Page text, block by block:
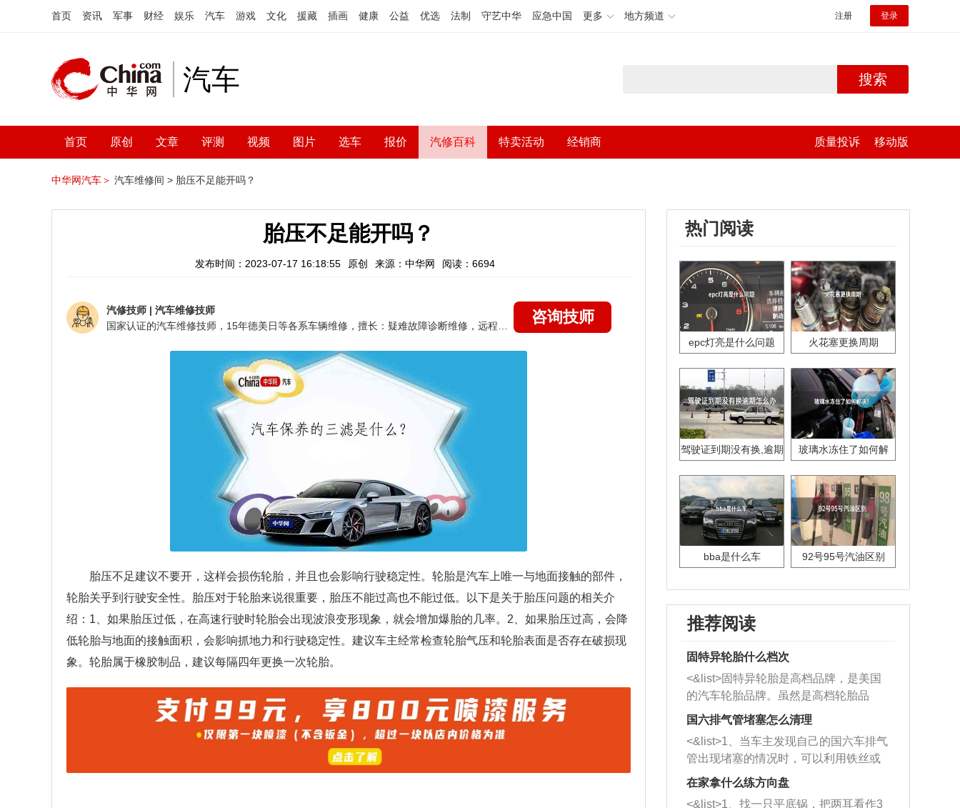
首页 资讯 军事 财经 娱乐 汽车 游戏 文化 援藏 插画 健康 公益 优选 法制 守艺中华 应急中国 更多 地方频道 注册 登录
汽车 搜索
首页 原创 文章 评测 视频 图片 选车 报价 汽修百科 特卖活动 经销商 质量投诉 移动版
中华网汽车＞ 汽车维修间 > 胎压不足能开吗？
胎压不足能开吗？
发布时间：2023-07-17 16:18:55 原创 来源：中华网 阅读：6694
汽修技师 | 汽车维修技师
咨询技师
胎压不足建议不要开，这样会损伤轮胎，并且也会影响行驶稳定性。轮胎是汽车上唯一与地面接触的部件，
轮胎关乎到行驶安全性。胎压对于轮胎来说很重要，胎压不能过高也不能过低。以下是关于胎压问题的相关介
绍：1、如果胎压过低，在高速行驶时轮胎会出现波浪变形现象，就会增加爆胎的几率。2、如果胎压过高，会降
低轮胎与地面的接触面积，会影响抓地力和行驶稳定性。建议车主经常检查轮胎气压和轮胎表面是否存在破损现
象。轮胎属于橡胶制品，建议每隔四年更换一次轮胎。
热门阅读
epc灯亮是什么问题 火花塞更换周期
驾驶证到期没有换,逾期
玻璃水冻住了如何解
bba是什么车 92号95号汽油区别
推荐阅读
固特异轮胎什么档次
<&list>固特异轮胎是高档品牌，是美国
的汽车轮胎品牌。虽然是高档轮胎品
牌，但是中高低端的轮胎都有生产，这
也是为了更好的开拓市场。
国六排气管堵塞怎么清理
<&list>1、当车主发现自己的国六车排气
管出现堵塞的情况时，可以利用铁丝或
者是细棍，直接将杂物给取出来，如果
堵塞情况比较严重，也可以采取应急措
在家拿什么练方向盘
<&list>1、找一只平底锅，把两耳看作3